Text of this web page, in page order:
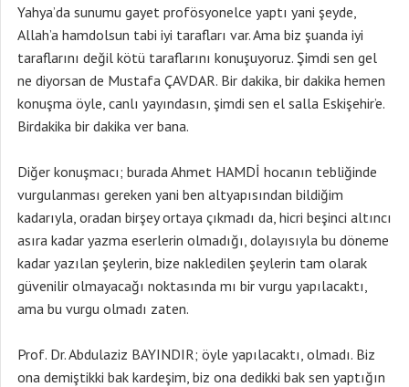
Yahya’da sunumu gayet profösyonelce yaptı yani şeyde,
Allah’a hamdolsun tabi iyi tarafları var. Ama biz şuanda iyi
taraflarını değil kötü taraflarını konuşuyoruz. Şimdi sen gel
ne diyorsan de Mustafa ÇAVDAR. Bir dakika, bir dakika hemen
konuşma öyle, canlı yayındasın, şimdi sen el salla Eskişehir’e.
Birdakika bir dakika ver bana.
Diğer konuşmacı; burada Ahmet HAMDİ hocanın tebliğinde
vurgulanması gereken yani ben altyapısından bildiğim
kadarıyla, oradan birşey ortaya çıkmadı da, hicri beşinci altıncı
asıra kadar yazma eserlerin olmadığı, dolayısıyla bu döneme
kadar yazılan şeylerin, bize nakledilen şeylerin tam olarak
güvenilir olmayacağı noktasında mı bir vurgu yapılacaktı,
ama bu vurgu olmadı zaten.
Prof. Dr. Abdulaziz BAYINDIR; öyle yapılacaktı, olmadı. Biz
ona demiştikki bak kardeşim, biz ona dedikki bak sen yaptığın